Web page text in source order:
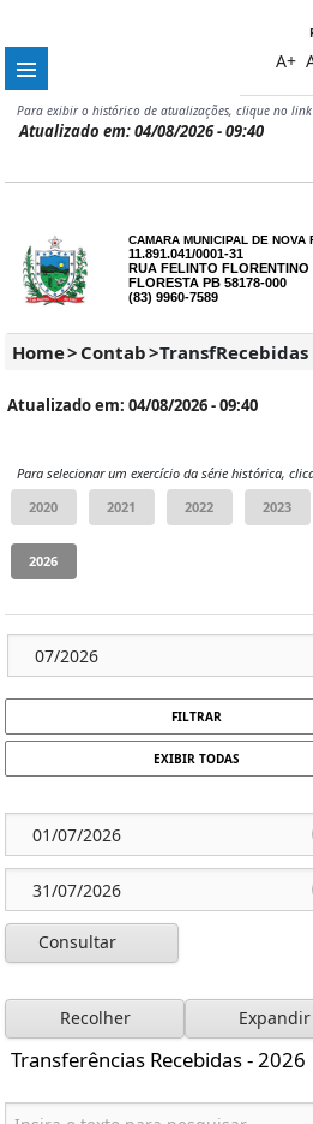
A+
Para exibir o histórico de atualizações, clique no
Atualizado em: 04/08/2026 - 09:40
CAMARA MUNICIPAL DE NOVA
11.891.041/0001-31
RUA FELINTO FLORENTINO
FLORESTA PB 58178-000
(83) 9960-7589
Home> Contab>TransfRecebidas
Atualizado em: 04/08/2026 - 09:40
Para selecionar um exercício da série histórica,
FILTRAR
EXIBIR TODAS
Consultar
Recolher Expandir
Transferências Recebidas - 2026